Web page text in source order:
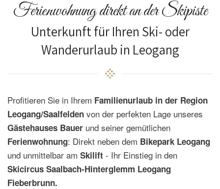
Ferienwohnung direkt an der Skipiste
Unterkunft für Ihren Ski- oder
Wanderurlaub in Leogang
Profitieren Sie in Ihrem Familienurlaub in der Region
Leogang/Saalfelden von der perfekten Lage unseres
Gästehauses Bauer und seiner gemütlichen
Ferienwohnung: Direkt neben dem Bikepark Leogang
und unmittelbar am Skilift - Ihr Einstieg in den
Skicircus Saalbach-Hinterglemm Leogang
Fieberbrunn.